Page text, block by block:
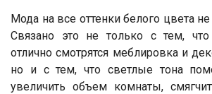
Мода на все оттенки белого цвета
Связано это не только с тем,
отлично смотрятся меблировка и
но и с тем, что светлые тона
увеличить объем комнаты,